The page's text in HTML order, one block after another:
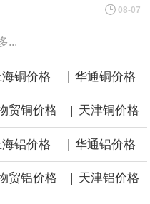
于当地时间5日发布报告称，美国海军
级”（Trump-class）战列舰，从研发
亿美元，为美国有史以来最昂贵的水
初步估算，首舰造价约234亿美元，
元。
来最大单周涨幅。油价走弱为金价提
08-07
...
海铜价格 | 华通铜价格
贸铜价格 | 天津铜价格
海铝价格 华通铝价格
贸铝价格 | 天津铝价格